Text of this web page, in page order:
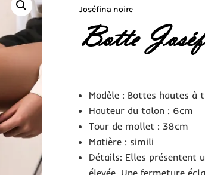
Joséfina noire
Botte
Modèle : Bottes hautes à
Hauteur du talon : 6cm
Tour de mollet : 38cm
Matière : simili
Détails: Elles présentent
élevée. Une fermeture